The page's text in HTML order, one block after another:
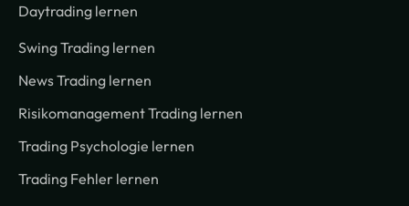
Daytrading lernen
Swing Trading lernen
News Trading lernen
Risikomanagement Trading lernen
Trading Psychologie lernen
Trading Fehler lernen